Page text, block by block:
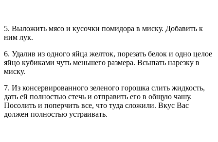
5. Выложить мясо и кусочки помидора в миску. Добавить к
ним лук.
6. Удалив из одного яйца желток, порезать белок и одно целое
яйцо кубиками чуть меньшего размера. Всыпать нарезку в
миску.
7. Из консервированного зеленого горошка слить жидкость,
дать ей полностью стечь и отправить его в общую чашу.
Посолить и поперчить все, что туда сложили. Вкус Вас
должен полностью устраивать.